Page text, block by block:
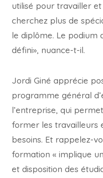
utilisé pour travailler
cherchez plus de
le diplôme. Le podium
défini», nuance-t-il.
Jordi Giné apprécie
programme général
l’entreprise, qui
former les travailleurs
besoins. Et rappelez-
formation « implique
et disposition des